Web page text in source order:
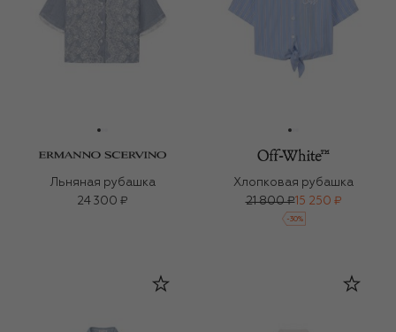
Льняная рубашка
24 300 ₽
Хлопковая рубашка
21 800 ₽15 250 ₽
-30%